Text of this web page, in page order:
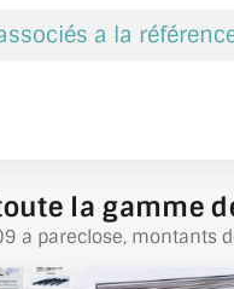
a la
la gamme
a pareclose, montants